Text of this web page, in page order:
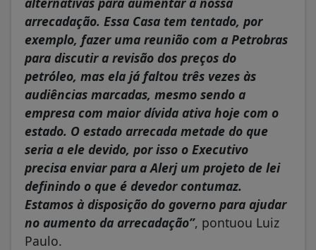
arrecadação. Essa Casa tem tentado, por
exemplo, fazer uma reunião com a Petrobras
para discutir a revisão dos preços do
petróleo, mas ela já faltou três vezes às
audiências marcadas, mesmo sendo a
empresa com maior dívida ativa hoje com o
estado. O estado arrecada metade do que
seria a ele devido, por isso o Executivo
precisa enviar para a Alerj um projeto de lei
definindo o que é devedor contumaz.
Estamos à disposição do governo para ajudar
no aumento da arrecadação”, pontuou Luiz
Paulo.